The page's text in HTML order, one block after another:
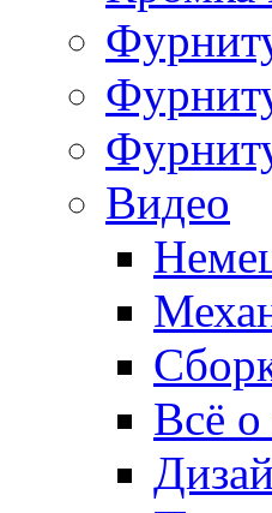
Видео
Всё